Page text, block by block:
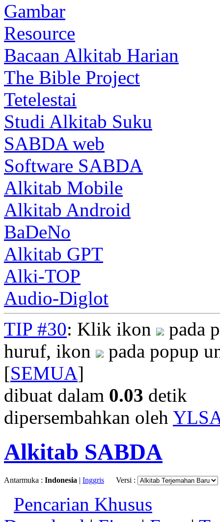
Gambar
Resource
Bacaan Alkitab Harian
The Bible Project
Tetelestai
Studi Alkitab Suku
SABDA web
Software SABDA
Alkitab Mobile
Alkitab Android
BaDeNo
Alkitab GPT
Alki-TOP
Audio-Diglot
TIP #30: Klik ikon
pada
huruf, ikon
pada popup
[SEMUA]
dibuat dalam 0.03 detik
dipersembahkan oleh
Alkitab SABDA
Antarmuka : Indonesia | Inggris Versi :
Pencarian Khusus